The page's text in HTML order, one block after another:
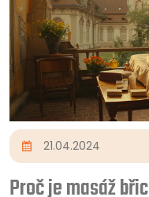
21.04.2024
Proč je masáž